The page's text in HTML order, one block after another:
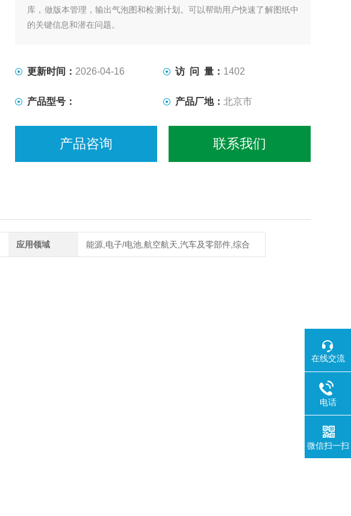
库，做版本管理，输出气泡图和检测计划。可以帮助用户快速了解图纸中
的关键信息和潜在问题。
更新时间： 2026-04-16 访 问 量： 1402
产品型号： 产品厂地： 北京市
产品咨询 联系我们
应用领域 能源,电子/电池,航空航天,汽车及零部件,综合
在线交流
电话
微信扫一扫